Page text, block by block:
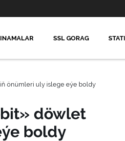
SSL GORAG
önümleri uly islege eýe boldy
döwlet
boldy